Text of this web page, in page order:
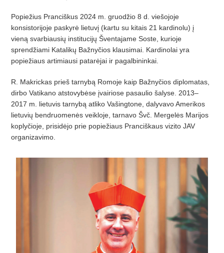
Popiežius Pranciškus 2024 m. gruodžio 8 d. viešojoje
konsistorijoje paskyrė lietuvį (kartu su kitais 21 kardinolu) į
vieną svarbiausių institucijų Šventajame Soste, kurioje
sprendžiami Katalikų Bažnyčios klausimai. Kardinolai yra
popiežiaus artimiausi patarėjai ir pagalbininkai.
R. Makrickas prieš tarnybą Romoje kaip Bažnyčios diplomatas,
dirbo Vatikano atstovybėse įvairiose pasaulio šalyse. 2013–
2017 m. lietuvis tarnybą atliko Vašingtone, dalyvavo Amerikos
lietuvių bendruomenės veikloje, tarnavo Švč. Mergelės Marijos
koplyčioje, prisidėjo prie popiežiaus Pranciškaus vizito JAV
organizavimo.